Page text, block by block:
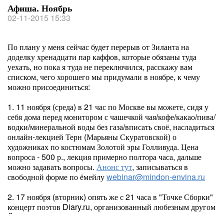
Афиша. Ноябрь
02-11-2015 15:33
По плану у меня сейчас будет перерыв от Зиланта на
доделку хренадцати пар каффов, которые обязаны туда
уехать, но пока я туда не переключился, расскажу вам
списком, чего хорошего мы придумали в ноябре, к чему
можно присоединиться:
1. 11 ноября (среда) в 21 час по Москве вы можете, сидя у
себя дома перед монитором с чашечкой чая/кофе/какао/пива/
водки/минеральной воды без газа/вписать своё, насладиться
онлайн-лекцией Терн (Марьяны Скуратовской) о
художниках по костюмам Золотой эры Голливуда. Цена
вопроса - 500 р., лекция примерно полтора часа, дальше
можно задавать вопросы. Анонс тут, записываться в
свободной форме по ёмейлуwebinar@mindon-envina.ru
2. 17 ноября (вторник) опять же с 21 часа в "Точке Сборки"
концерт поэтов Diary.ru, организованный любезным другом